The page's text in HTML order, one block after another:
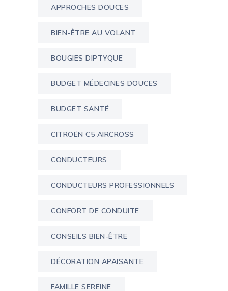
APPROCHES DOUCES
BIEN-ÊTRE AU VOLANT
BOUGIES DIPTYQUE
BUDGET MÉDECINES DOUCES
BUDGET SANTÉ
CITROËN C5 AIRCROSS
CONDUCTEURS
CONDUCTEURS PROFESSIONNELS
CONFORT DE CONDUITE
CONSEILS BIEN-ÊTRE
DÉCORATION APAISANTE
FAMILLE SEREINE